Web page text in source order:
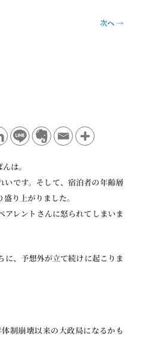
次へ→
は。
いです。そして、宿泊者の年齢層
り上がりました。
アレントさんに怒られてしまいま
に、予想外が立て続けに起こりま
制崩壊以来の大政局になるかも